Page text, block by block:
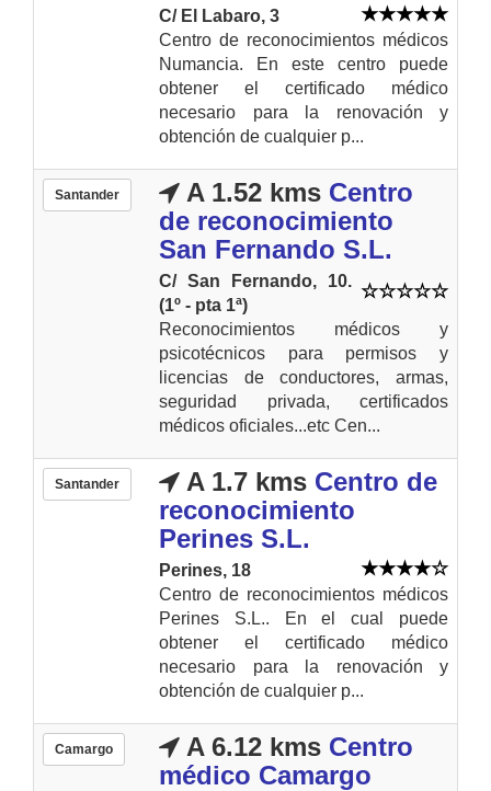
C/ El Labaro, 3
Centro de reconocimientos médicos
Numancia. En este centro puede
obtener el certificado médico
necesario para la renovación y
obtención de cualquier p...
Santander A 1.52 kms Centro
de reconocimiento
San Fernando S.L.
C/ San Fernando, 10.
(1º - pta 1ª)
Reconocimientos médicos y
psicotécnicos para permisos y
licencias de conductores, armas,
seguridad privada, certificados
médicos oficiales...etc Cen...
Santander A 1.7 kms Centro de
reconocimiento
Perines S.L.
Perines, 18
Centro de reconocimientos médicos
Perines S.L.. En el cual puede
obtener el certificado médico
necesario para la renovación y
obtención de cualquier p...
Camargo A 6.12 kms Centro
médico Camargo